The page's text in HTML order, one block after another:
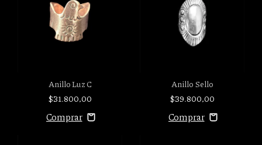
Anillo Luz C
$31.800,00
Anillo Sello
$39.800,00